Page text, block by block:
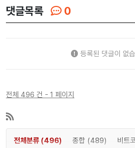
댓글목록 0
등록된 댓글이 없
전체 496 건 - 1 페이지
전체분류 (496) 종합 (489)
비트